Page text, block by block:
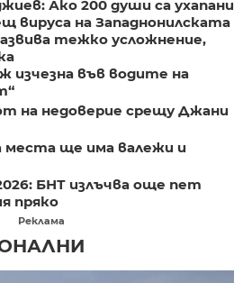
Ако 200 души са ухапани
вируса на Западнонилската
тежко усложнение,
изчезна във водите на
на недоверие срещу Джани
места ще има валежи и
БНТ излъчва още пет
пряко
Реклама